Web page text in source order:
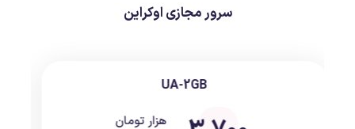
سرور مجازی اوکراین
UA-1GB
هزار تومان